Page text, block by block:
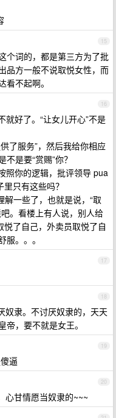
15
个词的，都是第三方为了批
品方一般不说取悦女性，而
不起啊。
16
就好了。“让女儿开心”不是
了服务”，然后我给你相应
是要“赏赐”你？
照你的逻辑，批评领导 pua
只有这些吗？
解一些了，也就是说，“取
。看楼上有人说，别人给
悦了自己，外卖员取悦了自
。。。
17
18
奴隶。不讨厌奴隶的，天天
，要不就是女王。
19
逼
20
心甘情愿当奴隶的~~~